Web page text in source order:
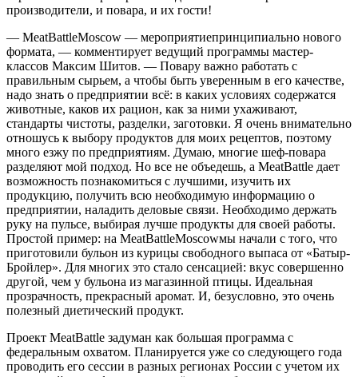
производители, и повара, и их гости!
— MeatBattleMoscow — мероприятиепринципиально нового
формата, — комментирует ведущий программы мастер-
классов Максим Шитов. — Повару важно работать с
правильным сырьем, а чтобы быть уверенным в его качестве,
надо знать о предприятии всё: в каких условиях содержатся
животные, каков их рацион, как за ними ухаживают,
стандарты чистоты, разделки, заготовки. Я очень внимательно
отношусь к выбору продуктов для моих рецептов, поэтому
много езжу по предприятиям. Думаю, многие шеф-повара
разделяют мой подход. Но все не объедешь, а MeatBattle дает
возможность познакомиться с лучшими, изучить их
продукцию, получить всю необходимую информацию о
предприятии, наладить деловые связи. Необходимо держать
руку на пульсе, выбирая лучше продукты для своей работы.
Простой пример: на MeatBattleMoscowмы начали с того, что
приготовили бульон из курицы свободного выпаса от «Батыр-
Бройлер». Для многих это стало сенсацией: вкус совершенно
другой, чем у бульона из магазинной птицы. Идеальная
прозрачность, прекрасный аромат. И, безусловно, это очень
полезный диетический продукт.
Проект MeatBattle задуман как большая программа с
федеральным охватом. Планируется уже со следующего года
проводить его сессии в разных регионах России с учетом их